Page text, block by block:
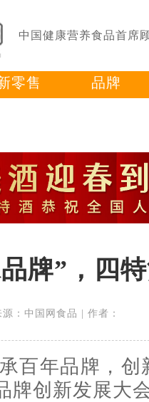
中国健康营养食品首席
零售 品牌
牌”，四
：中国网食品 | 作者：
百年品牌，创
牌创新发展大